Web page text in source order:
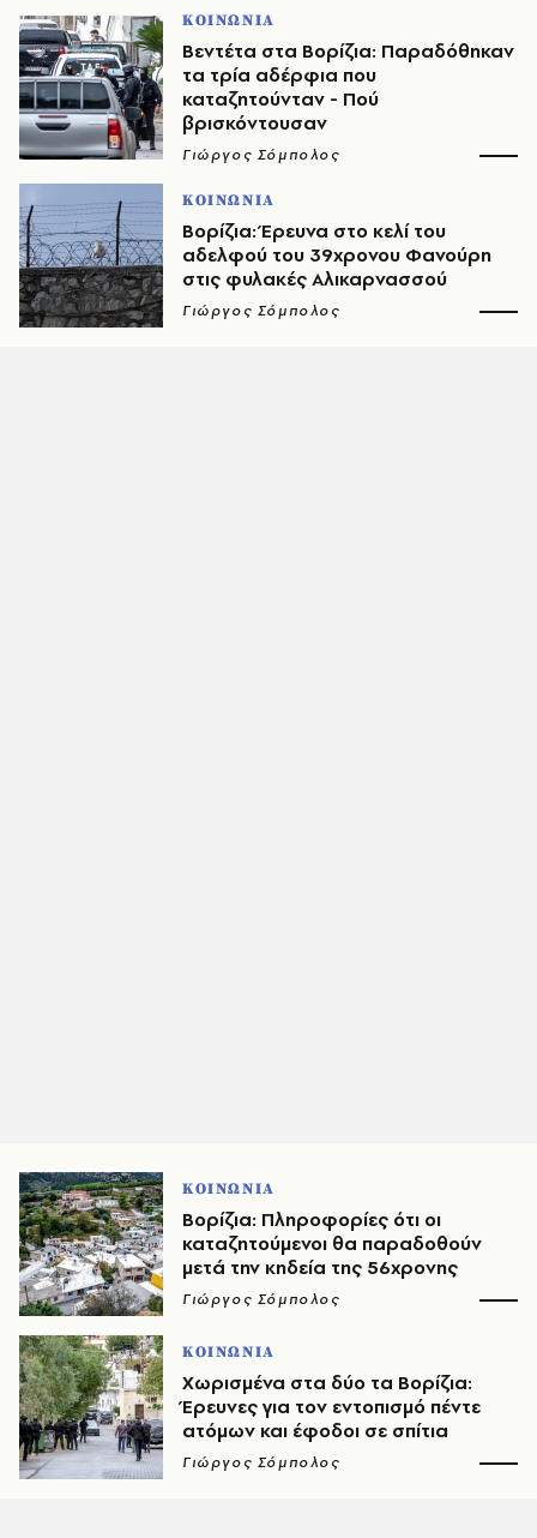
ΚΟΙΝΩΝΙΑ
Βεντέτα στα Βορίζια: Παραδόθηκαν
τα τρία αδέρφια που
καταζητούνταν - Πού
βρισκόντουσαν
Γιώργος Σόμπολος
ΚΟΙΝΩΝΙΑ
Βορίζια: Έρευνα στο κελί του
αδελφού του 39χρονου Φανούρη
στις φυλακές Αλικαρνασσού
Γιώργος Σόμπολος
ΚΟΙΝΩΝΙΑ
Βορίζια: Πληροφορίες ότι οι
καταζητούμενοι θα παραδοθούν
μετά την κηδεία της 56χρονης
Γιώργος Σόμπολος
ΚΟΙΝΩΝΙΑ
Χωρισμένα στα δύο τα Βορίζια:
Έρευνες για τον εντοπισμό πέντε
ατόμων και έφοδοι σε σπίτια
Γιώργος Σόμπολος